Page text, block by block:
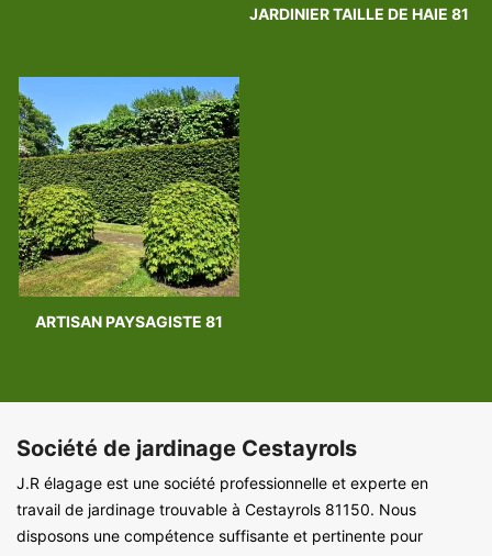
JARDINIER TAILLE DE HAIE 81
ARTISAN PAYSAGISTE 81
Société de jardinage Cestayrols
J.R élagage est une société professionnelle et experte en
travail de jardinage trouvable à Cestayrols 81150. Nous
disposons une compétence suffisante et pertinente pour